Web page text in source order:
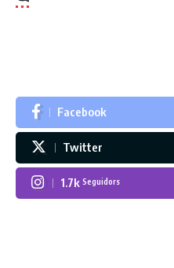
Facebook
Twitter
1.7k Seguidors